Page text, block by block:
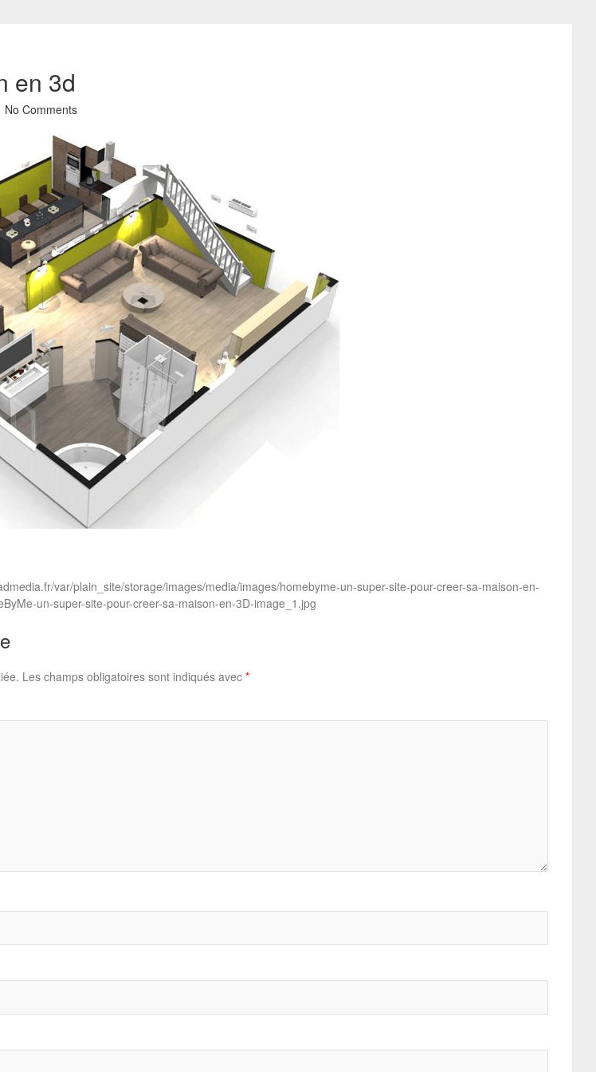
en 3d
No Comments
var/plain_site/storage/images/media/images/homebyme-un-super-site-pour-creer-sa-maison-en-
un-super-site-pour-creer-sa-maison-en-3D-image_1.jpg
Les champs obligatoires sont indiqués avec *